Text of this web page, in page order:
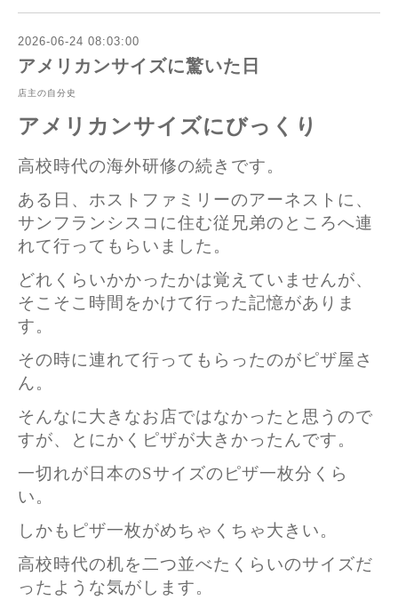
2026-06-24 08:03:00
アメリカンサイズに驚いた日
店主の自分史
アメリカンサイズにびっくり
高校時代の海外研修の続きです。
ある日、ホストファミリーのアーネストに、
サンフランシスコに住む従兄弟のところへ連
れて行ってもらいました。
どれくらいかかったかは覚えていませんが、
そこそこ時間をかけて行った記憶がありま
す。
その時に連れて行ってもらったのがピザ屋さ
ん。
そんなに大きなお店ではなかったと思うので
すが、とにかくピザが大きかったんです。
一切れが日本のSサイズのピザ一枚分くら
い。
しかもピザ一枚がめちゃくちゃ大きい。
高校時代の机を二つ並べたくらいのサイズだ
ったような気がします。